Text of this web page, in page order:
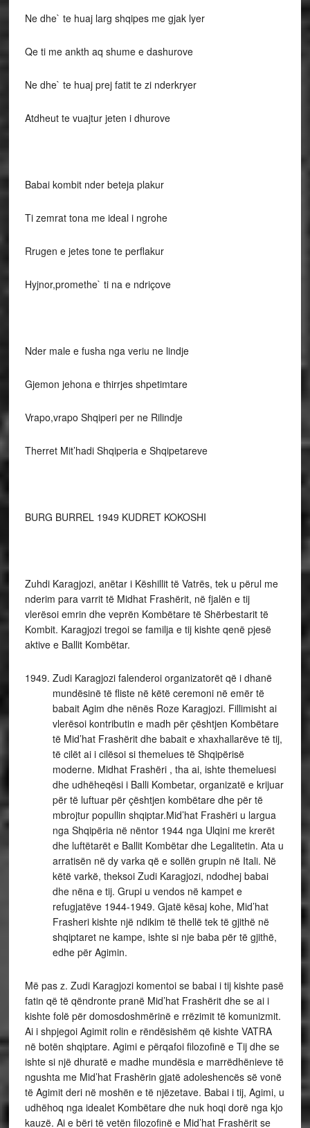
Ne dhe` te huaj larg shqipes me gjak lyer
Qe ti me ankth aq shume e dashurove
Ne dhe` te huaj prej fatit te zi nderkryer
Atdheut te vuajtur jeten i dhurove
Babai kombit nder beteja plakur
Ti zemrat tona me ideal i ngrohe
Rrugen e jetes tone te perflakur
Hyjnor,promethe` ti na e ndriçove
Nder male e fusha nga veriu ne lindje
Gjemon jehona e thirrjes shpetimtare
Vrapo,vrapo Shqiperi per ne Rilindje
Therret Mit’hadi Shqiperia e Shqipetareve
BURG BURREL 1949 KUDRET KOKOSHI
Zuhdi Karagjozi, anëtar i Këshillit të Vatrës, tek u përul me
nderim para varrit të Midhat Frashërit, në fjalën e tij
vlerësoi emrin dhe veprën Kombëtare të Shërbestarit të
Kombit. Karagjozi tregoi se familja e tij kishte qenë pjesë
aktive e Ballit Kombëtar.
Zudi Karagjozi falenderoi organizatorët që i dhanë
mundësinë të fliste në këtë ceremoni në emër të
babait Agim dhe nënës Roze Karagjozi. Fillimisht ai
vlerësoi kontributin e madh për çështjen Kombëtare
të Mid’hat Frashërit dhe babait e xhaxhallarëve të tij,
të cilët ai i cilësoi si themelues të Shqipërisë
moderne. Midhat Frashëri , tha ai, ishte themeluesi
dhe udhëheqësi i Balli Kombetar, organizatë e krijuar
për të luftuar për çështjen kombëtare dhe për të
mbrojtur popullin shqiptar.Mid’hat Frashëri u largua
nga Shqipëria në nëntor 1944 nga Ulqini me krerët
dhe luftëtarët e Ballit Kombëtar dhe Legalitetin. Ata u
arratisën në dy varka që e sollën grupin në Itali. Në
këtë varkë, theksoi Zudi Karagjozi, ndodhej babai
dhe nëna e tij. Grupi u vendos në kampet e
refugjatëve 1944-1949. Gjatë kësaj kohe, Mid’hat
Frasheri kishte një ndikim të thellë tek të gjithë në
shqiptaret ne kampe, ishte si nje baba për të gjithë,
edhe për Agimin.
Më pas z. Zudi Karagjozi komentoi se babai i tij kishte pasë
fatin që të qëndronte pranë Mid’hat Frashërit dhe se ai i
kishte folë për domosdoshmërinë e rrëzimit të komunizmit.
Ai i shpjegoi Agimit rolin e rëndësishëm që kishte VATRA
në botën shqiptare. Agimi e përqafoi filozofinë e Tij dhe se
ishte si një dhuratë e madhe mundësia e marrëdhënieve të
ngushta me Mid’hat Frashërin gjatë adoleshencës së vonë
të Agimit deri në moshën e të njëzetave. Babai i tij, Agimi, u
udhëhoq nga idealet Kombëtare dhe nuk hoqi dorë nga kjo
kauzë. Ai e bëri të vetën filozofinë e Mid’hat Frashërit se